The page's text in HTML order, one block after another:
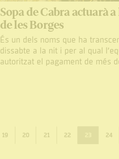
Sopa de Cabra actuarà
de les Borges
És un dels noms que ha
dissabte a la nit i per al qual
autoritzat el pagament de més
19 20 21 22 24